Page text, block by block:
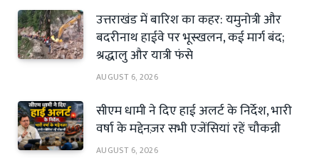
उत्तराखंड में बारिश का कहर: यमुनोत्री और
बदरीनाथ हाईवे पर भूस्खलन, कई मार्ग बंद;
श्रद्धालु और यात्री फंसे
AUGUST 6, 2026
सीएम धामी ने दिए हाई अलर्ट के निर्देश, भारी
वर्षा के मद्देनज़र सभी एजेंसियां रहें चौकन्नी
AUGUST 6, 2026